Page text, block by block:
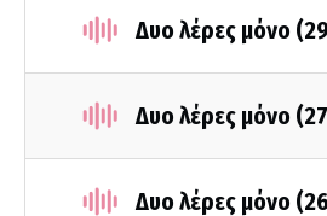
Δυο λέρες μόνο
Δυο λέρες μόνο
Δυο λέρες μόνο